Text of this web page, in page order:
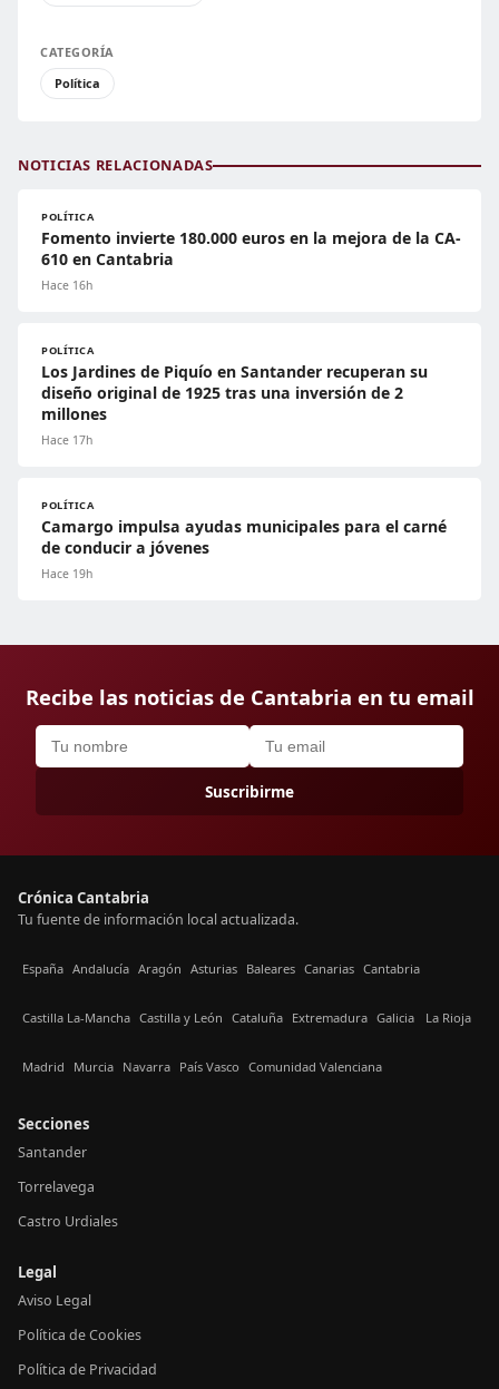
CATEGORÍA
Política
NOTICIAS RELACIONADAS
POLÍTICA
Fomento invierte 180.000 euros en la mejora de la CA-
610 en Cantabria
Hace 16h
POLÍTICA
Los Jardines de Piquío en Santander recuperan su
diseño original de 1925 tras una inversión de 2
millones
Hace 17h
POLÍTICA
Camargo impulsa ayudas municipales para el carné
de conducir a jóvenes
Hace 19h
Recibe las noticias de Cantabria en tu email
Suscribirme
Crónica Cantabria
Tu fuente de información local actualizada.
España Andalucía Aragón Asturias Baleares Canarias Cantabria
Castilla La-Mancha Castilla y León Cataluña Extremadura Galicia La Rioja
Madrid Murcia Navarra País Vasco Comunidad Valenciana
Secciones
Santander
Torrelavega
Castro Urdiales
Legal
Aviso Legal
Política de Cookies
Política de Privacidad